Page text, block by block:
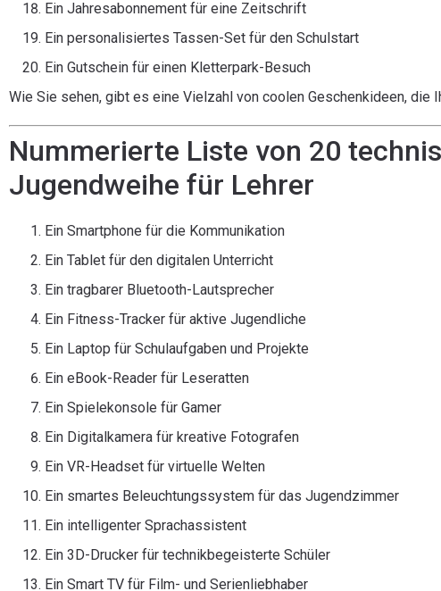
Ein Jahresabonnement für eine Zeitschrift
Ein personalisiertes Tassen-Set für den Schulstart
Ein Gutschein für einen Kletterpark-Besuch
Wie Sie sehen, gibt es eine Vielzahl von coolen Geschenkideen, die
Nummerierte Liste von 20
Jugendweihe für Lehrer
Ein Smartphone für die Kommunikation
Ein Tablet für den digitalen Unterricht
Ein tragbarer Bluetooth-Lautsprecher
Ein Fitness-Tracker für aktive Jugendliche
Ein Laptop für Schulaufgaben und Projekte
Ein eBook-Reader für Leseratten
Ein Spielekonsole für Gamer
Ein Digitalkamera für kreative Fotografen
Ein VR-Headset für virtuelle Welten
Ein smartes Beleuchtungssystem für das Jugendzimmer
Ein intelligenter Sprachassistent
Ein 3D-Drucker für technikbegeisterte Schüler
Ein Smart TV für Film- und Serienliebhaber